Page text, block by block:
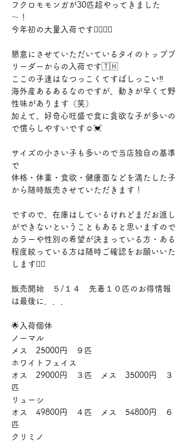
フクロモモンガが30匹超やってきました
～！
今年初の大量入荷です❤️‍🔥❤️‍🔥
懇意にさせていただいているタイのトップブ
リーダーからの入荷です🇹🇭
ここの子達はなつっこくてすばしっこい‼
海外産あるあるなのですが、動きが早くて野
性味があります（笑）
加えて、好奇心旺盛で食に貪欲な子が多いの
で慣らしやすいです☺️💓
サイズの小さい子も多いので当店独自の基準
で
体格・体重・食欲・健康面などを満たした子
から随時販売させていただきます！
ですので、在庫はしているけれどまだお渡し
ができないということもあると思いますので
カラーや性別の希望が決まっている方・ある
程度絞っている方は随時ご確認をお願いいた
します🙇‍♂️
販売開始　５/１４　先着１０匹のお得情報
は最後に．．．
🌟入荷個体
ノーマル
メス　25000円　９匹
ホワイトフェイス
オス　29000円　３匹　メス　35000円　３
匹
リューシ
オス　49800円　４匹　メス　54800円　６
匹
クリミノ